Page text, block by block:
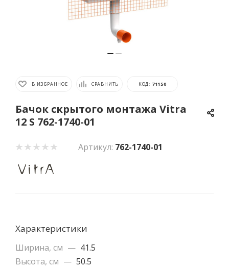
В ИЗБРАННОЕ СРАВНИТЬ КОД: 71150
Бачок скрытого монтажа Vitra
12 S 762-1740-01
Артикул: 762-1740-01
Характеристики
Ширина, см — 41.5
Высота, см — 50.5